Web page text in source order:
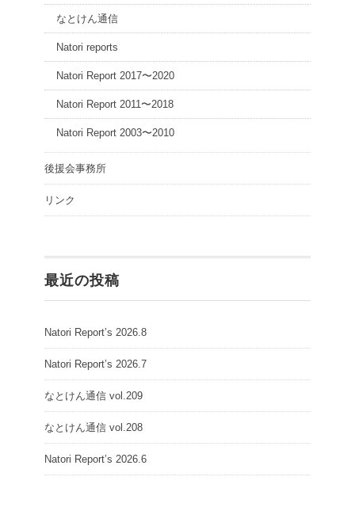
なとけん通信
Natori reports
Natori Report 2017〜2020
Natori Report 2011〜2018
Natori Report 2003〜2010
後援会事務所
リンク
最近の投稿
Natori Report’s 2026.8
Natori Report’s 2026.7
なとけん通信 vol.209
なとけん通信 vol.208
Natori Report’s 2026.6